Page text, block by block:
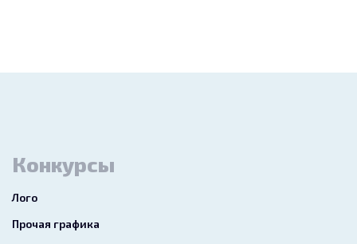
Конкурсы
Лого
Прочая графика